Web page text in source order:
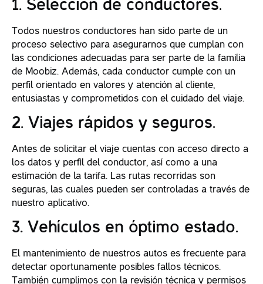
1. Selección de conductores.
Todos nuestros conductores han sido parte de un
proceso selectivo para asegurarnos que cumplan con
las condiciones adecuadas para ser parte de la familia
de Moobiz. Además, cada conductor cumple con un
perfil orientado en valores y atención al cliente,
entusiastas y comprometidos con el cuidado del viaje.
2. Viajes rápidos y seguros.
Antes de solicitar el viaje cuentas con acceso directo a
los datos y perfil del conductor, así como a una
estimación de la tarifa. Las rutas recorridas son
seguras, las cuales pueden ser controladas a través de
nuestro aplicativo.
3. Vehículos en óptimo estado.
El mantenimiento de nuestros autos es frecuente para
detectar oportunamente posibles fallos técnicos.
También cumplimos con la revisión técnica y permisos